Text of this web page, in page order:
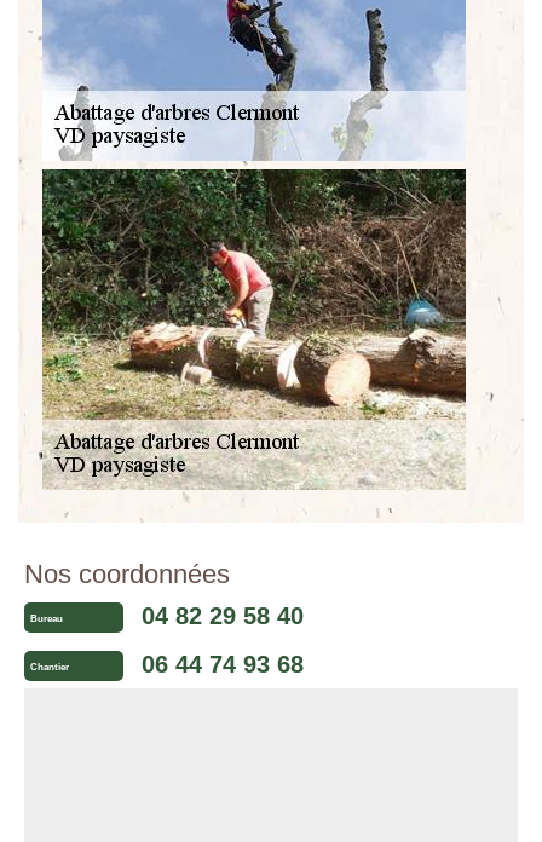
Nos coordonnées
Bureau 04 82 29 58 40
Chantier 06 44 74 93 68